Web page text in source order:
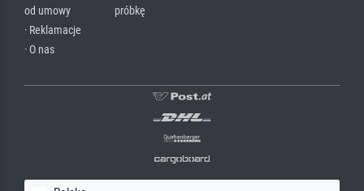
od umowy
· Reklamacje
· O nas
próbkę